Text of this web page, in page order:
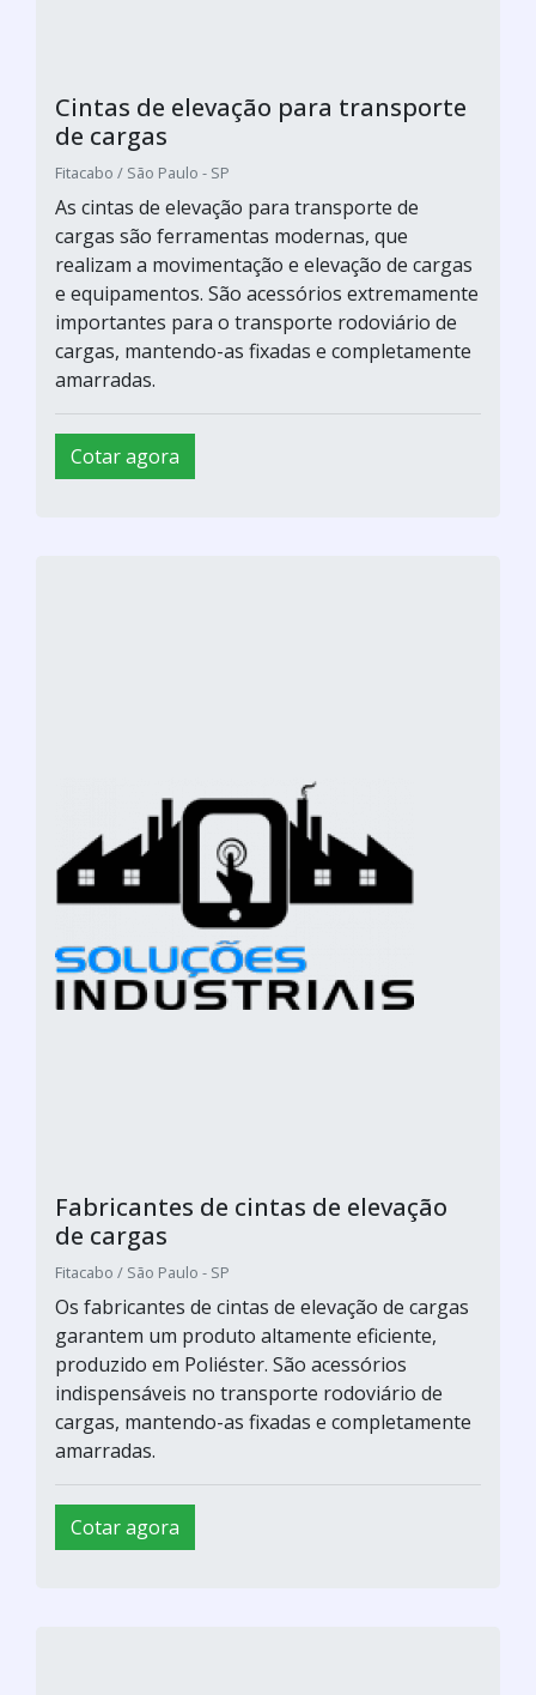
Cintas de elevação para transporte
de cargas
Fitacabo / São Paulo - SP
As cintas de elevação para transporte de
cargas são ferramentas modernas, que
realizam a movimentação e elevação de cargas
e equipamentos. São acessórios extremamente
importantes para o transporte rodoviário de
cargas, mantendo-as fixadas e completamente
amarradas.
Cotar agora
Fabricantes de cintas de elevação
de cargas
Fitacabo / São Paulo - SP
Os fabricantes de cintas de elevação de cargas
garantem um produto altamente eficiente,
produzido em Poliéster. São acessórios
indispensáveis no transporte rodoviário de
cargas, mantendo-as fixadas e completamente
amarradas.
Cotar agora